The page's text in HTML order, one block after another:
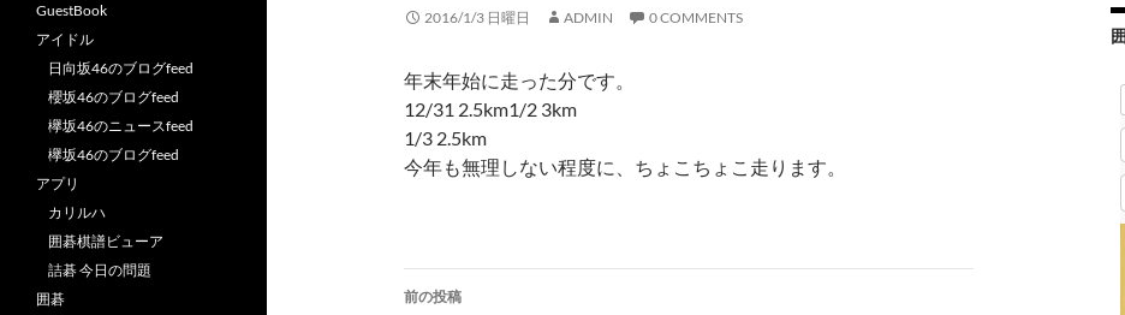
2016/1/3 日曜日 ADMIN 0 COMMENTS
年末年始に走った分です。
12/31 2.5km1/2 3km
1/3 2.5km
今年も無理しない程度に、ちょこちょこ走ります。
投
前の投稿
GuestBook
アイドル
日向坂46のブログfeed
櫻坂46のブログfeed
欅坂46のニュースfeed
欅坂46のブログfeed
アプリ
カリルハ
囲碁棋譜ビューア
詰碁 今日の問題
囲碁